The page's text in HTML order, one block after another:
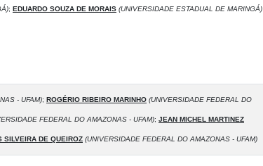
; EDUARDO SOUZA DE MORAIS (UNIVERSIDADE ESTADUAL DE MARINGÁ)
- UFAM); ROGÉRIO RIBEIRO MARINHO (UNIVERSIDADE FEDERAL DO
FEDERAL DO AMAZONAS - UFAM); JEAN MICHEL MARTINEZ
SILVEIRA DE QUEIROZ (UNIVERSIDADE FEDERAL DO AMAZONAS - UFAM)